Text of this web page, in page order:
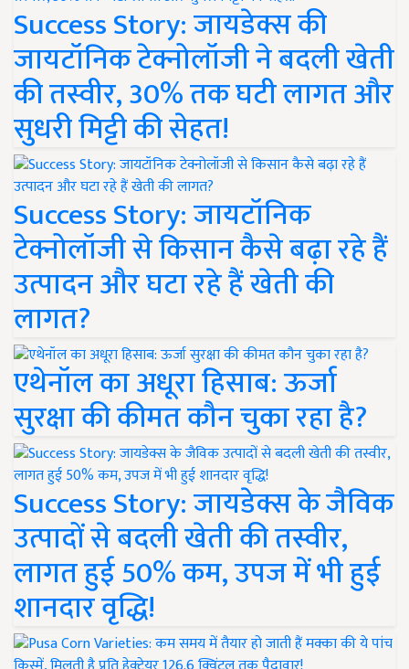
Success Story: जायडेक्स की
जायटॉनिक टेक्नोलॉजी ने बदली खेती
की तस्वीर, 30% तक घटी लागत और
सुधरी मिट्टी की सेहत!
Success Story: जायटॉनिक
टेक्नोलॉजी से किसान कैसे बढ़ा रहे हैं
उत्पादन और घटा रहे हैं खेती की
लागत?
एथेनॉल का अधूरा हिसाब: ऊर्जा
सुरक्षा की कीमत कौन चुका रहा है?
Success Story: जायडेक्स के जैविक
उत्पादों से बदली खेती की तस्वीर,
लागत हुई 50% कम, उपज में भी हुई
शानदार वृद्धि!